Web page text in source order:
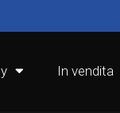
In vendita